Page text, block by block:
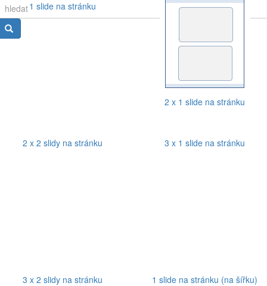
1 slide na stránku
2 x 1 slide na stránku
2 x 2 slidy na stránku 3 x 1 slide na stránku
3 x 2 slidy na stránku 1 slide na stránku (na šířku)